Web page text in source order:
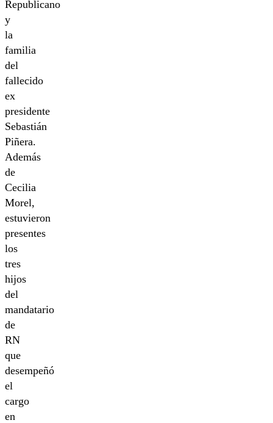
Republicano
y
la
familia
del
fallecido
ex
presidente
Sebastián
Piñera.
Además
de
Cecilia
Morel,
estuvieron
presentes
los
tres
hijos
del
mandatario
de
RN
que
desempeñó
el
cargo
en